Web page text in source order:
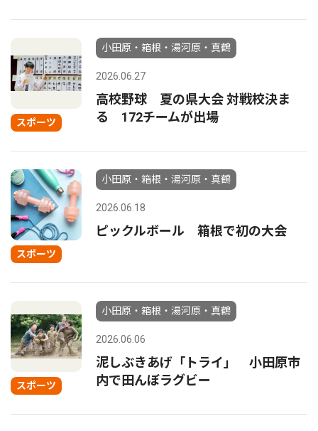
スポーツ
小田原・箱根・湯河原・真鶴
2026.06.27
高校野球 夏の県大会 対戦校決ま
る 172チームが出場
スポーツ
小田原・箱根・湯河原・真鶴
2026.06.18
ピックルボール 箱根で初の大会
スポーツ
小田原・箱根・湯河原・真鶴
2026.06.06
泥しぶきあげ「トライ」 小田原市
内で田んぼラグビー